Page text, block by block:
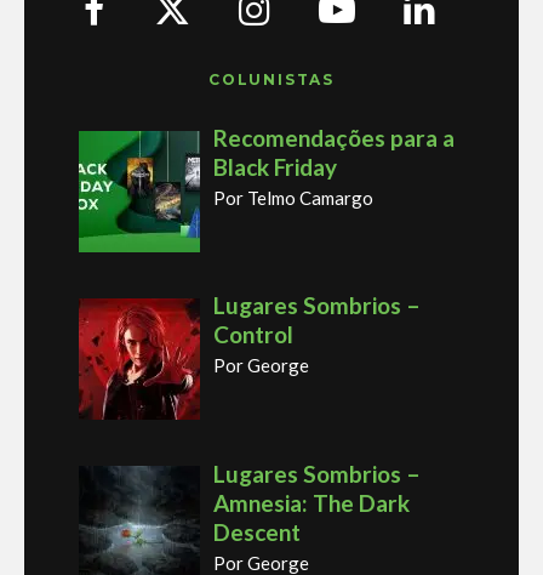
COLUNISTAS
Recomendações para a
Black Friday
Por Telmo Camargo
Lugares Sombrios –
Control
Por George
Lugares Sombrios –
Amnesia: The Dark
Descent
Por George